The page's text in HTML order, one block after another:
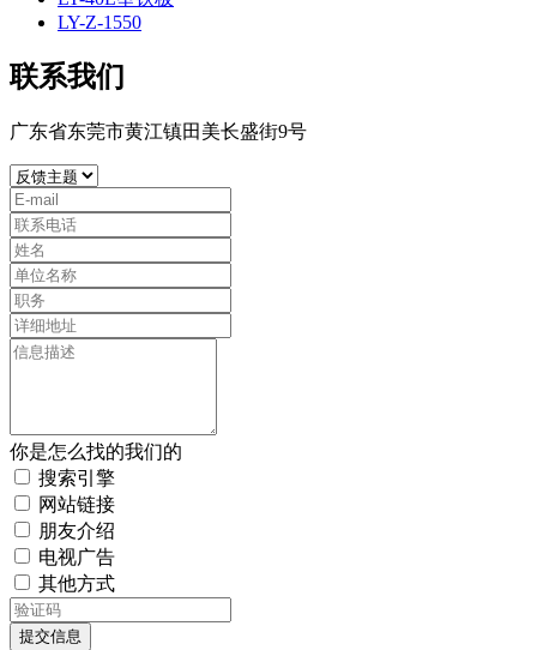
LY-Z-1550
联系我们
广东省东莞市黄江镇田美长盛街9号
你是怎么找的我们的
搜索引擎
网站链接
朋友介绍
电视广告
其他方式
提交信息